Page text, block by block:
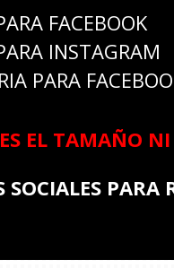
FACEBOOK
INSTAGRAM
PARA
EL TAMAÑO NI
SOCIALES PARA